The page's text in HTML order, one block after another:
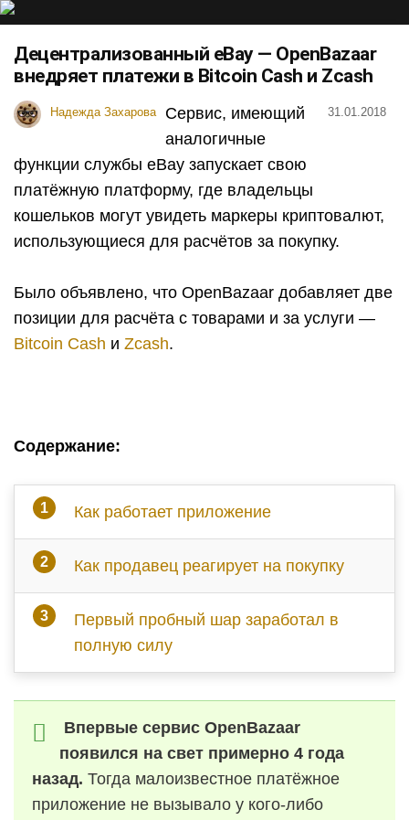
Децентрализованный eBay — OpenBazaar
внедряет платежи в Bitcoin Cash и Zcash
Надежда Захарова 31.01.2018
Сервис, имеющий
аналогичные
функции службы eBay запускает свою
платёжную платформу, где владельцы
кошельков могут увидеть маркеры криптовалют,
использующиеся для расчётов за покупку.
Было объявлено, что OpenBazaar добавляет две
позиции для расчёта с товарами и за услуги —
Bitcoin Cash и Zcash.
Cодержание:
Как работает приложение
Как продавец реагирует на покупку
Первый пробный шар заработал в
полную силу
Впервые сервис OpenBazaar
появился на свет примерно 4 года
назад. Тогда малоизвестное платёжное
приложение не вызывало у кого-либо